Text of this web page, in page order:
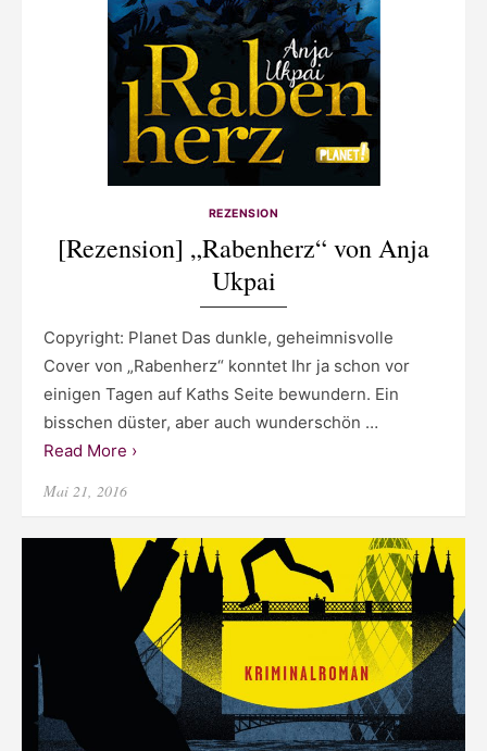
REZENSION
[Rezension] „Rabenherz“ von Anja
Ukpai
Copyright: Planet Das dunkle, geheimnisvolle
Cover von „Rabenherz“ konntet Ihr ja schon vor
einigen Tagen auf Kaths Seite bewundern. Ein
bisschen düster, aber auch wunderschön …
Read More ›
Posted
Mai 21, 2016